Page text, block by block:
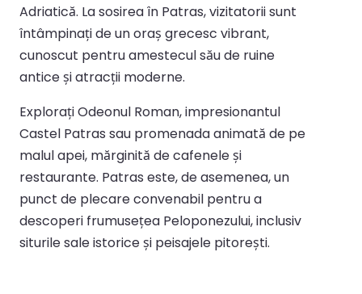
Adriatică. La sosirea în Patras, vizitatorii sunt
întâmpinați de un oraș grecesc vibrant,
cunoscut pentru amestecul său de ruine
antice și atracții moderne.
Explorați Odeonul Roman, impresionantul
Castel Patras sau promenada animată de pe
malul apei, mărginită de cafenele și
restaurante. Patras este, de asemenea, un
punct de plecare convenabil pentru a
descoperi frumusețea Peloponezului, inclusiv
siturile sale istorice și peisajele pitorești.